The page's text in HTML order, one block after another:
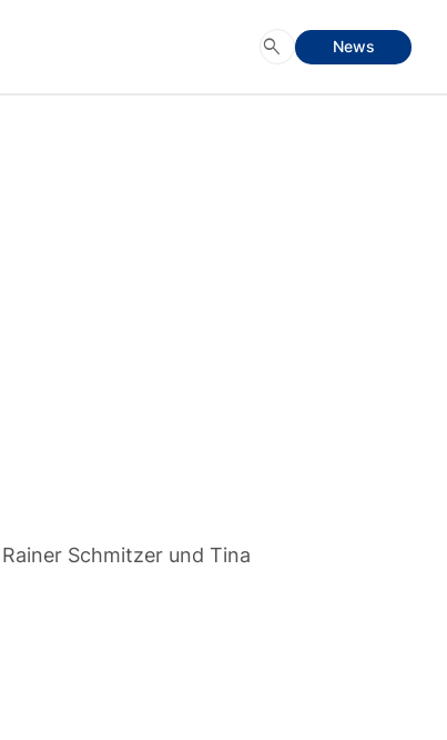
search News
Schmitzer und Tina